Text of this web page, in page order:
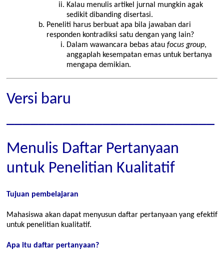
Kalau menulis artikel jurnal mungkin agak
sedikit dibanding disertasi.
Peneliti harus berbuat apa bila jawaban dari
responden kontradiksi satu dengan yang lain?
Dalam wawancara bebas atau focus group,
anggaplah kesempatan emas untuk bertanya
mengapa demikian.
Versi baru
Menulis Daftar Pertanyaan
untuk Penelitian Kualitatif
Tujuan pembelajaran
Mahasiswa akan dapat menyusun daftar pertanyaan yang efektif
untuk penelitian kualitatif.
Apa itu daftar pertanyaan?